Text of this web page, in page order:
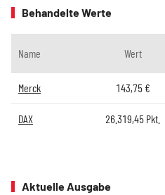
Behandelte Werte
Name Wert
Merck 143,75€
DAX 26.319,45 Pkt.
Aktuelle Ausgabe